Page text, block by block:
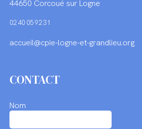
44650 Corcoué sur Logne
02 40 05 92 31
accueil@cpie-logne-et-grandlieu.org
CONTACT
Nom